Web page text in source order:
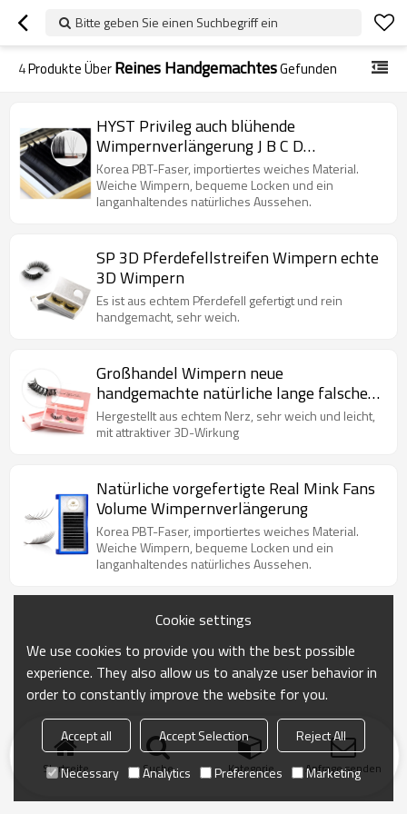
Bitte geben Sie einen Suchbegriff ein
4Produkte ÜberReines HandgemachtesGefunden
HYST Privileg auch blühende
Wimpernverlängerung J B C D
Lockenwimpern 0,07 0,1 Wimpern
pfropfen
Korea PBT-Faser, importiertes weiches Material.
Weiche Wimpern, bequeme Locken und ein
langanhaltendes natürliches Aussehen.
SP 3D Pferdefellstreifen Wimpern echte
3D Wimpern
Es ist aus echtem Pferdefell gefertigt und rein
handgemacht, sehr weich.
Großhandel Wimpern neue
handgemachte natürliche lange falsche
Wimpern mit Custom
Wimpernverpackung
Hergestellt aus echtem Nerz, sehr weich und leicht,
mit attraktiver 3D-Wirkung
Natürliche vorgefertigte Real Mink Fans
Volume Wimpernverlängerung
Korea PBT-Faser, importiertes weiches Material.
Weiche Wimpern, bequeme Locken und ein
langanhaltendes natürliches Aussehen.
Startseite Suche Kategorie Anfrage senden
Cookie settings
We use cookies to provide you with the best possible
experience. They also allow us to analyze user behavior in
order to constantly improve the website for you.
Accept all Accept Selection
Reject All
Necessary
Analytics Preferences Marketing